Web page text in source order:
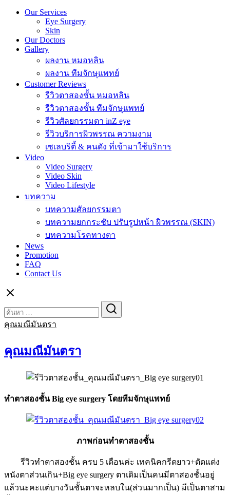
Our Services
Eye Surgery
Skin
Our Doctors
Gallery
ผลงาน หมอหลิน
ผลงาน ทีมจักษุแพทย์
Customer Reviews
รีวิวตาสองชั้น หมอหลิน
รีวิวตาสองชั้น ทีมจักษุแพทย์
รีวิวศัลยกรรมตา inZ eye
รีวิวบริการผิวพรรณ ความงาม
เซเลบริตี้ & คนดัง ที่เข้ามาใช้บริการ
Video
Video Surgery
Video Skin
Video Lifestyle
บทความ
บทความศัลยกรรมตา
บทความยกกระชับ ปรับรูปหน้า ผิวพรรณ (SKIN)
บทความโรคทางตา
News
Promotion
FAQ
Contact Us
for:
คุณมณีมันตรา
คุณมณีมันตรา
ทำตาสองชั้น Big eye surgery โดยทีมจักษุแพทย์
ภาพก่อนทำตาสองชั้น
รีวิวทำตาสองชั้น ครบ 5 เดือนค่ะ เทคนิคกรีดยาว+ตัดแต่ง
หนังตาส่วนเกิน+Big eye surgery ตาเดิมเป็นคนมีตาสองชั้นอยู่
แล้วนะคะแต่บางวันชั้นตาจะหลบใน(ส่วนมากเป็น) มีเป็นตาสาม